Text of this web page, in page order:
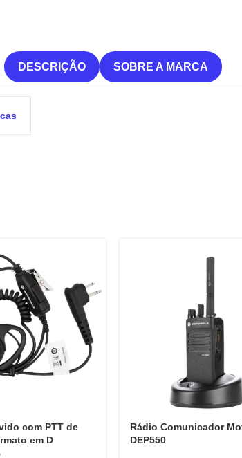
DESCRIÇÃO SOBRE A MARCA
com PTT de
em D
Rádio Comunicador
DEP550